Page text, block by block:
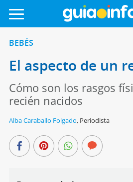
BEBÉS
El aspecto de un
Cómo son los rasgos
recién nacidos
Alba Caraballo Folgado, Periodista